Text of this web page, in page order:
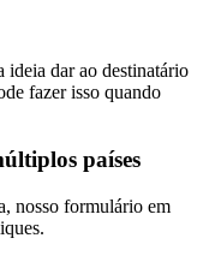
ideia dar ao destinatário
fazer isso quando
países
nosso formulário em